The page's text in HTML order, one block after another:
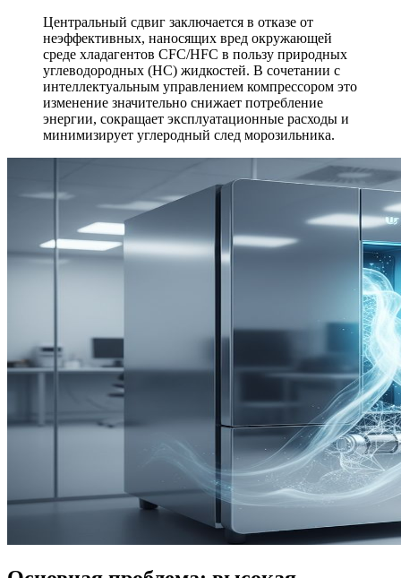
Центральный сдвиг заключается в отказе от
неэффективных, наносящих вред окружающей
среде хладагентов CFC/HFC в пользу природных
углеводородных (HC) жидкостей. В сочетании с
интеллектуальным управлением компрессором это
изменение значительно снижает потребление
энергии, сокращает эксплуатационные расходы и
минимизирует углеродный след морозильника.